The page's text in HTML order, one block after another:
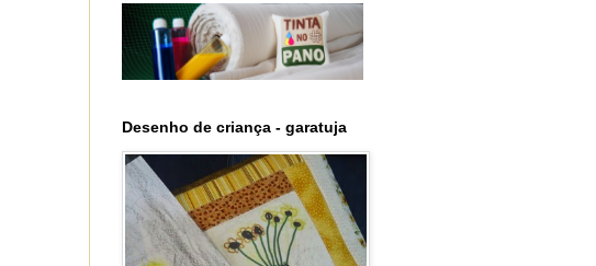
Desenho de criança - garatuja